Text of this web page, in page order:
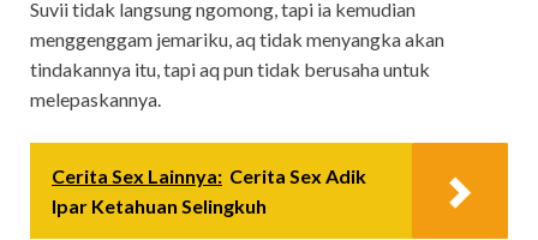
Suvii tidak langsung ngomong, tapi ia kemudian
menggenggam jemariku, aq tidak menyangka akan
tindakannya itu, tapi aq pun tidak berusaha untuk
melepaskannya.
Cerita Sex Lainnya: Cerita Sex Adik
Ipar Ketahuan Selingkuh